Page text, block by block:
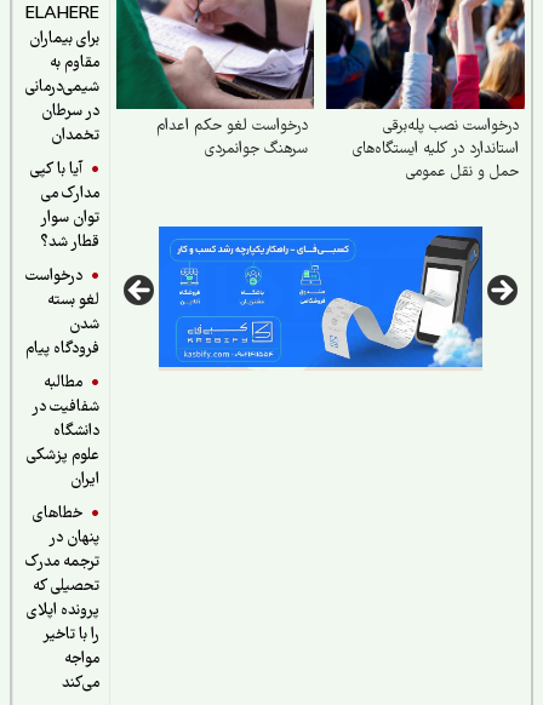
ELAHERE
برای بیماران
مقاوم به
شیمی‌درمانی
در سرطان
تخمدان
آیا با کپی
مدارک می
توان سوار
قطار شد؟
درخواست
لغو بسته
فرودگاه پیام
مطالبه
شفافیت در
دانشگاه
علوم پزشکی
خطاهای
پنهان در
ترجمه مدرک
تحصیلی که
پرونده اپلای
را با تاخیر
نصب پله‌برقی
در کلیه ایستگاه‌های
و نقل عمومی
درخواست لغو حکم اعدام
سرهنگ جوانمردی